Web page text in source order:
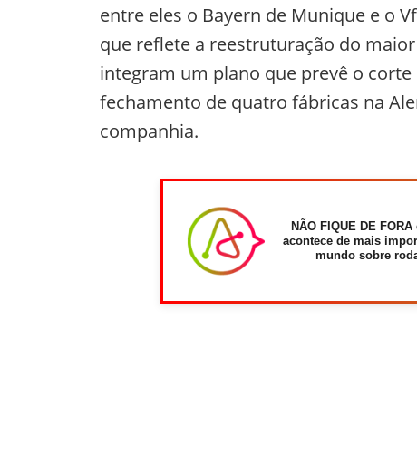
entre eles o Bayern de Munique e o
que reflete a reestruturação do
integram um plano que prevê o
fechamento de quatro fábricas na
companhia.
NÃO FIQUE DE
acontece de mais
mundo sobre